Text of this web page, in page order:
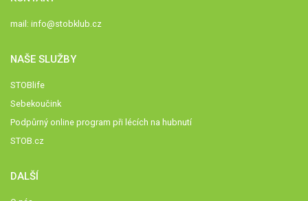
mail: info@stobklub.cz
NAŠE SLUŽBY
STOBlife
Sebekoučink
Podpůrný online program při lécích na hubnutí
STOB.cz
DALŠÍ